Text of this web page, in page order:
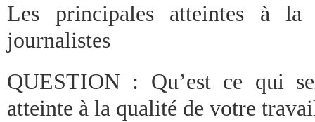
Les principales atteintes à
journalistes
QUESTION : Qu’est ce qui
atteinte à la qualité de votre